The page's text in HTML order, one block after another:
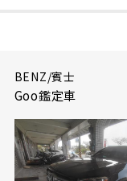
BENZ/賓士
Goo鑑定車